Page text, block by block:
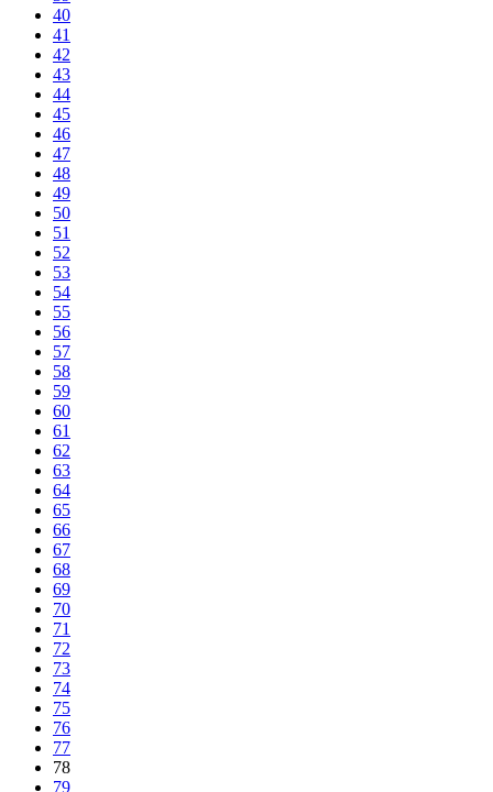
40
41
42
43
44
45
46
47
48
49
50
51
52
53
54
55
56
57
58
59
60
61
62
63
64
65
66
67
68
69
70
71
72
73
74
75
76
77
78
79